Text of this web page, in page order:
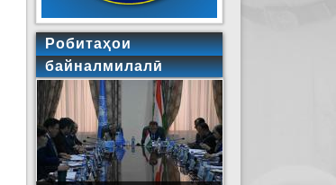
Робитаҳои
байналмилалӣ